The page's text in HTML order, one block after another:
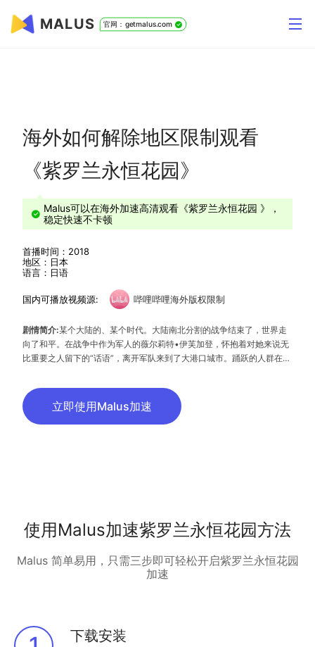
MALUS 官网：getmalus.com
海外如何解除地区限制观看
《紫罗兰永恒花园》
Malus可以在海外加速高清观看《紫罗兰永恒花园 》，
稳定快速不卡顿
首播时间：2018
地区：日本
语言：日语
国内可播放视频源: 哔哩哔哩海外版权限制
剧情简介:某个大陆的、某个时代。大陆南北分割的战争结束了，世界走
向了和平。在战争中作为军人的薇尔莉特•伊芙加登，怀抱着对她来说无
比重要之人留下的“话语”，离开军队来到了大港口城市。踊跃的人群在排
“代写书信”的工作。那是根据委托人的想法来组织出相应语言的工作。她
直面委托人、触碰着他们内心深处的坦率感情。与此同时，薇尔莉特在记
录书信时，渐渐明白那“话语”的含义。
立即使用Malus加速
使用Malus加速紫罗兰永恒花园方法
Malus 简单易用，只需三步即可轻松开启紫罗兰永恒花园
加速
下载安装